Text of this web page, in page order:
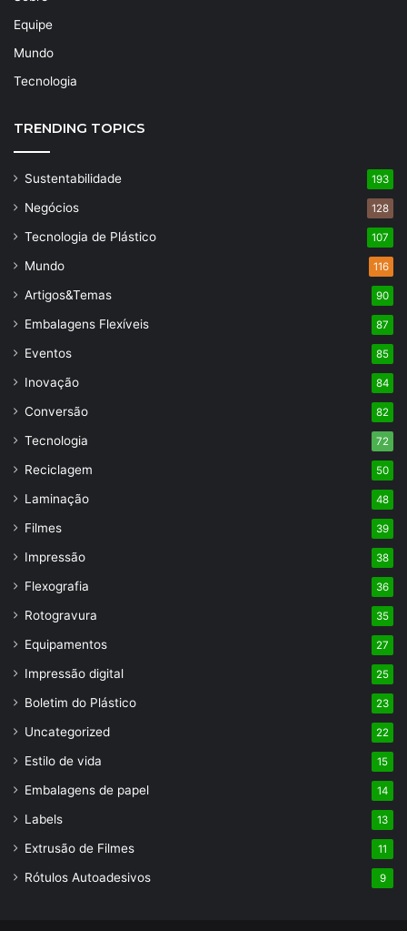
Equipe
Mundo
Tecnologia
TRENDING TOPICS
Sustentabilidade 193
Negócios 128
Tecnologia de Plástico 107
Mundo 116
Artigos&Temas 90
Embalagens Flexíveis 87
Eventos 85
Inovação 84
Conversão 82
Tecnologia 72
Reciclagem 50
Laminação 48
Filmes 39
Impressão 38
Flexografia 36
Rotogravura 35
Equipamentos 27
Impressão digital 25
Boletim do Plástico 23
Uncategorized 22
Estilo de vida 15
Embalagens de papel 14
Labels 13
Extrusão de Filmes 11
Rótulos Autoadesivos 9